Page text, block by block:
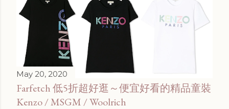
May 20, 2020
Farfetch 低5折超好逛～便宜好看的精品童裝
Kenzo / MSGM / Woolrich